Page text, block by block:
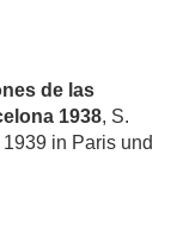
de las
1938, S.
in Paris und